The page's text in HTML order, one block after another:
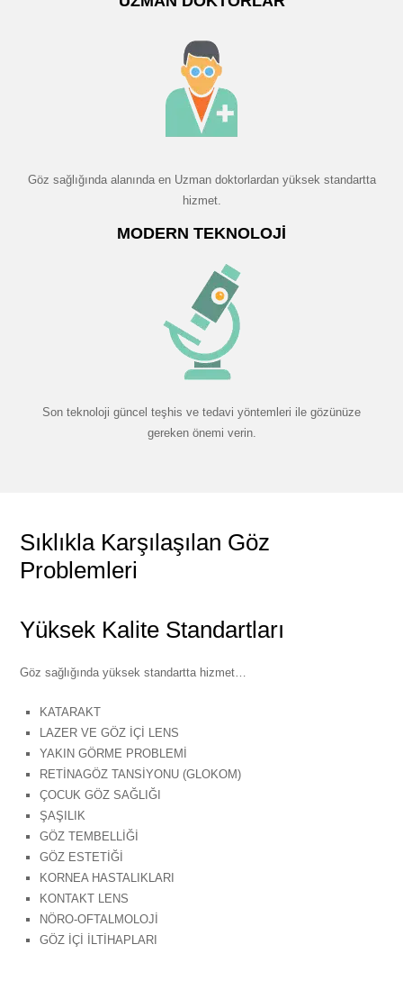
Göz sağlığında alanında en Uzman doktorlardan yüksek standartta
hizmet.
MODERN TEKNOLOJI
Son teknoloji güncel teşhis ve tedavi yöntemleri ile gözünüze
gereken önemi verin.
Sıklıkla Karşılaşılan Göz
Problemleri
Yüksek Kalite Standartları
Göz sağlığında yüksek standartta hizmet…
KATARAKT
LAZER VE GÖZ İÇİ LENS
YAKIN GÖRME PROBLEMİ
RETİNAGÖZ TANSİYONU (GLOKOM)
ÇOCUK GÖZ SAĞLIĞI
ŞAŞILIK
GÖZ TEMBELLİĞİ
GÖZ ESTETİĞİ
KORNEA HASTALIKLARI
KONTAKT LENS
NÖRO-OFTALMOLOJİ
GÖZ İÇİ İLTİHAPLARI